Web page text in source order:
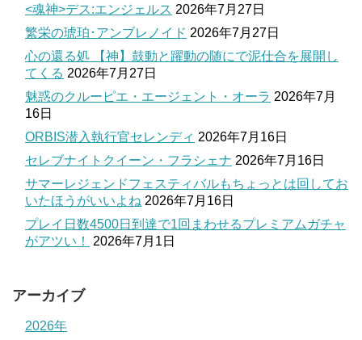
<魂神>デス:エンジェルス 2026年7月27日
繁栄の琥珀･アンブレノイド 2026年7月27日
心の還る処 【神】鼓動と躍動の随にで泥仕合を展開し
てくる 2026年7月27日
魅惑のクルーピエ・エージェント・オーラ 2026年7月
16日
ORBIS潜入執行官セレンディ 2026年7月16日
セレブナイトクイーン・フラシェナ 2026年7月16日
サマーレジェンドフェスティバルもちょっとは回してお
いたほうがいいよね 2026年7月16日
プレイ日数4500日到達で1回まわせるプレミアムガチャ
がアツい！
2026年7月1日
アーカイブ
2026年